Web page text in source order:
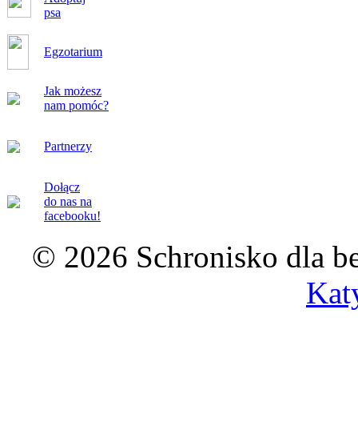
psa
Egzotarium
Jak możesz
nam pomóc?
Partnerzy
Dołącz
do nas na
facebooku!
© 2026 Schronisko dla